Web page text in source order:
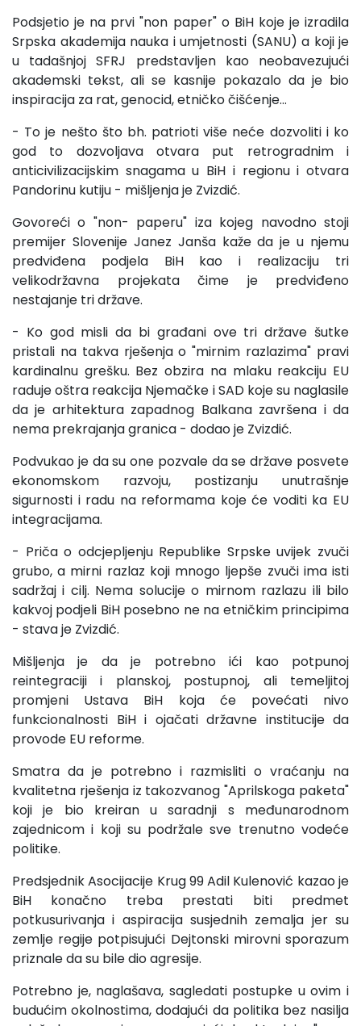
Podsjetio je na prvi "non paper" o BiH koje je izradila
Srpska akademija nauka i umjetnosti (SANU) a koji je
u tadašnjoj SFRJ predstavljen kao neobavezujući
akademski tekst, ali se kasnije pokazalo da je bio
inspiracija za rat, genocid, etničko čišćenje…
- To je nešto što bh. patrioti više neće dozvoliti i ko
god to dozvoljava otvara put retrogradnim i
anticivilizacijskim snagama u BiH i regionu i otvara
Pandorinu kutiju - mišljenja je Zvizdić.
Govoreći o "non- paperu" iza kojeg navodno stoji
premijer Slovenije Janez Janša kaže da je u njemu
predviđena podjela BiH kao i realizaciju tri
velikodržavna projekata čime je predviđeno
nestajanje tri države.
- Ko god misli da bi građani ove tri države šutke
pristali na takva rješenja o "mirnim razlazima" pravi
kardinalnu grešku. Bez obzira na mlaku reakciju EU
raduje oštra reakcija Njemačke i SAD koje su naglasile
da je arhitektura zapadnog Balkana završena i da
nema prekrajanja granica - dodao je Zvizdić.
Podvukao je da su one pozvale da se države posvete
ekonomskom razvoju, postizanju unutrašnje
sigurnosti i radu na reformama koje će voditi ka EU
integracijama.
- Priča o odcjepljenju Republike Srpske uvijek zvuči
grubo, a mirni razlaz koji mnogo ljepše zvuči ima isti
sadržaj i cilj. Nema solucije o mirnom razlazu ili bilo
kakvoj podjeli BiH posebno ne na etničkim principima
- stava je Zvizdić.
Mišljenja je da je potrebno ići kao potpunoj
reintegraciji i planskoj, postupnoj, ali temeljitoj
promjeni Ustava BiH koja će povećati nivo
funkcionalnosti BiH i ojačati državne institucije da
provode EU reforme.
Smatra da je potrebno i razmisliti o vraćanju na
kvalitetna rješenja iz takozvanog "Aprilskoga paketa"
koji je bio kreiran u saradnji s međunarodnom
zajednicom i koji su podržale sve trenutno vodeće
politike.
Predsjednik Asocijacije Krug 99 Adil Kulenović kazao je
BiH konačno treba prestati biti predmet
potkusurivanja i aspiracija susjednih zemalja jer su
zemlje regije potpisujući Dejtonski mirovni sporazum
priznale da su bile dio agresije.
Potrebno je, naglašava, sagledati postupke u ovim i
budućim okolnostima, dodajući da politika bez nasilja